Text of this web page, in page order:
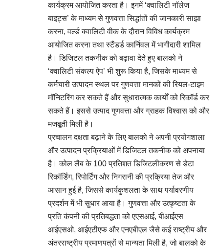
कार्यक्रम आयोजित करता है। इनमें ‘क्वालिटी नॉलेज
बाइट्स’ के माध्यम से गुणवत्ता सिद्धांतों की जानकारी साझा
करना, वर्ल्ड क्वालिटी वीक के दौरान विविध कार्यक्रम
आयोजित करना तथा स्टैंडर्ड कार्निवल में भागीदारी शामिल
है। डिजिटल तकनीक को बढ़ावा देते हुए बालको ने
‘क्वालिटी संकल्प ऐप’ भी शुरू किया है, जिसके माध्यम से
कर्मचारी उत्पादन स्थल पर गुणवत्ता मानकों की रियल-टाइम
मॉनिटरिंग कर सकते हैं और सुधारात्मक कार्यों को रिकॉर्ड कर
सकते हैं। इससे उत्पाद गुणवत्ता और ग्राहक विश्वास को और
मजबूती मिली है।
प्रचालन दक्षता बढ़ाने के लिए बालको ने अपनी प्रयोगशाला
और उत्पादन प्रक्रियाओं में डिजिटल तकनीक को अपनाया
है। कोल लैब के 100 प्रतिशत डिजिटलीकरण से डेटा
रिकॉर्डिंग, रिपोर्टिंग और निगरानी की प्रक्रिया तेज और
आसान हुई है, जिससे कार्यकुशलता के साथ पर्यावरणीय
प्रदर्शन में भी सुधार आया है। गुणवत्ता और उत्कृष्टता के
प्रति कंपनी की प्रतिबद्धता को एएसआई, बीआईएस
आईएसओ, आईएटीएफ और एनएबीएल जैसे कई राष्ट्रीय और
अंतरराष्ट्रीय प्रमाणपत्रों से मान्यता मिली है, जो बालको के